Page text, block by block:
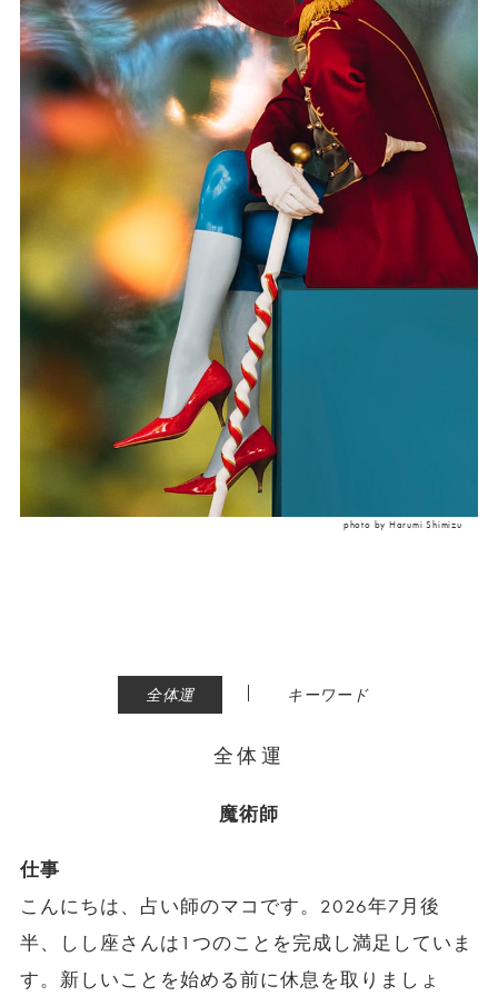
photo by Harumi Shimizu
全体運 | キーワード
全体運
魔術師
仕事
こんにちは、占い師のマコです。2026年7月後
半、しし座さんは1つのことを完成し満足していま
す。新しいことを始める前に休息を取りましょ